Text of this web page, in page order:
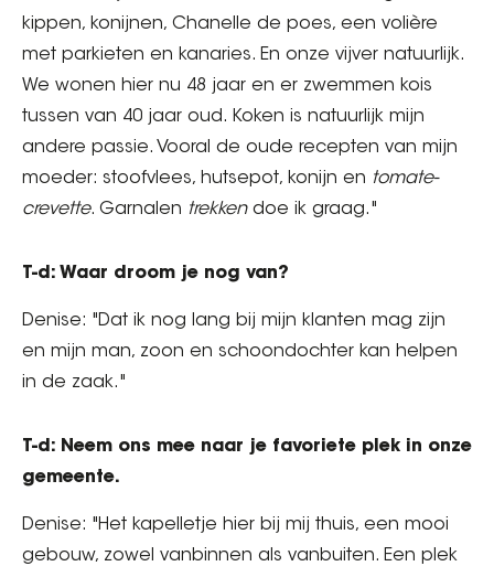
kippen, konijnen, Chanelle de poes, een volière
met parkieten en kanaries. En onze vijver natuurlijk.
We wonen hier nu 48 jaar en er zwemmen kois
tussen van 40 jaar oud. Koken is natuurlijk mijn
andere passie. Vooral de oude recepten van mijn
moeder: stoofvlees, hutsepot, konijn en tomate-
crevette. Garnalen trekkendoe ik graag."
T-d: Waar droom je nog van?
Denise: "Dat ik nog lang bij mijn klanten mag zijn
en mijn man, zoon en schoondochter kan helpen
in de zaak."
T-d: Neem ons mee naar je favoriete plek in onze
gemeente.
Denise: "Het kapelletje hier bij mij thuis, een mooi
gebouw, zowel vanbinnen als vanbuiten. Een plek